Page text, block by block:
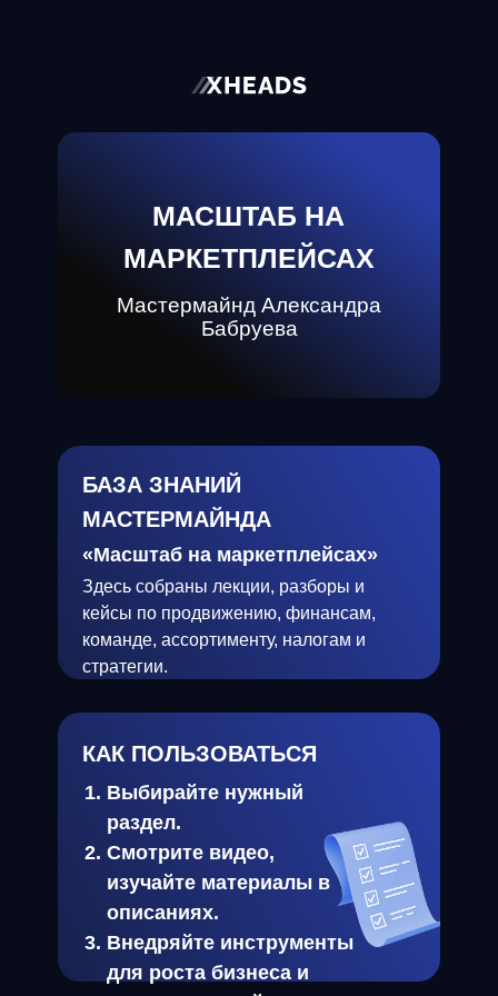
Мастермайнд Александра
Бабруева
МАСШТАБ НА
МАРКЕТПЛЕЙСАХ
Выбирайте нужный
раздел.
Смотрите видео,
изучайте материалы в
описаниях.
Внедряйте инструменты
для роста бизнеса и
КАК ПОЛЬЗОВАТЬСЯ
Здесь собраны лекции, разборы и
кейсы по продвижению, финансам,
команде, ассортименту, налогам и
стратегии.
«Масштаб на маркетплейсах»
БАЗА ЗНАНИЙ
МАСТЕРМАЙНДА